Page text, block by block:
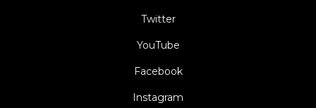
Twitter
YouTube
Facebook
Instagram